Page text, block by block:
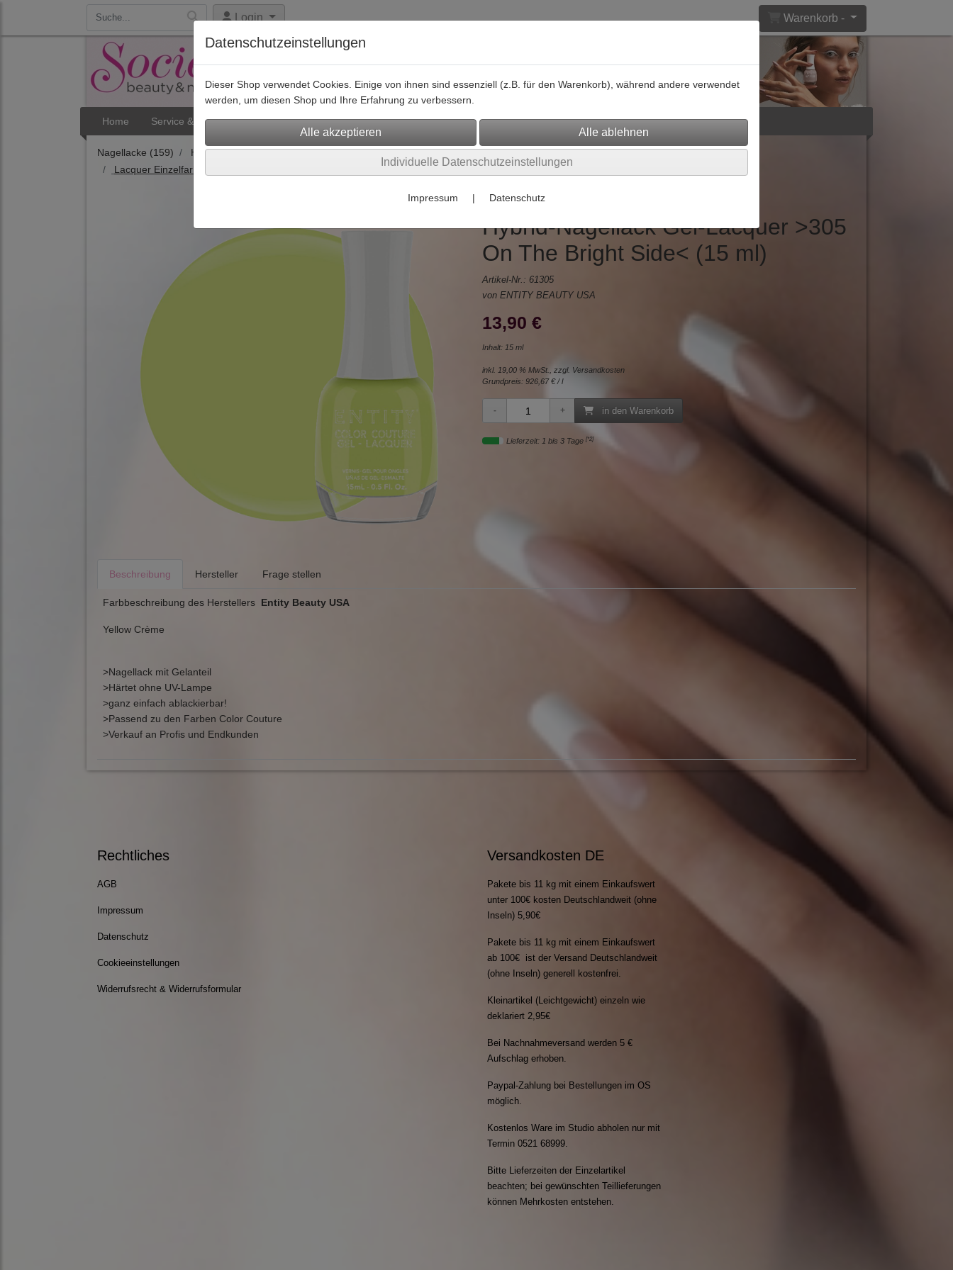
Login Warenkorb -
Home Service & Termine Aktuelles Hier finden Sie uns Shopping Social Media Kontaktformular AGB
Nagellacke (159) Hybrid-Nagellacke für Profis und Endkunden(156)
Lacquer Einzelfarben
Hybrid-Nagellack Gel-Lacquer >305
On The Bright Side< (15 ml)
Artikel-Nr.: 61305
von ENTITY BEAUTY USA
13,90 €
Inhalt: 15 ml
inkl. 19,00 % MwSt., zzgl. Versandkosten
Grundpreis: 926,67 € / l
in den Warenkorb
Lieferzeit: 1 bis 3 Tage [*2]
Beschreibung Hersteller Frage stellen
Farbbeschreibung des Herstellers Entity Beauty USA
Yellow Crème
>Nagellack mit Gelanteil
>Härtet ohne UV-Lampe
>ganz einfach ablackierbar!
>Passend zu den Farben Color Couture
>Verkauf an Profis und Endkunden
Rechtliches
AGB
Impressum
Datenschutz
Cookieeinstellungen
Widerrufsrecht & Widerrufsformular
Versandkosten DE
Pakete bis 11 kg mit einem Einkaufswert
unter 100€ kosten Deutschlandweit (ohne
Inseln) 5,90€
Pakete bis 11 kg mit einem Einkaufswert
ab 100€ ist der Versand Deutschlandweit
(ohne Inseln) generell kostenfrei.
Kleinartikel (Leichtgewicht) einzeln wie
deklariert 2,95€
Bei Nachnahmeversand werden 5 €
Aufschlag erhoben.
Paypal-Zahlung bei Bestellungen im OS
möglich.
Kostenlos Ware im Studio abholen nur mit
Termin 0521 68999.
Bitte Lieferzeiten der Einzelartikel
beachten; bei gewünschten Teillieferungen
können Mehrkosten entstehen.
Datenschutzeinstellungen
Dieser Shop verwendet Cookies. Einige von ihnen sind essenziell (z.B. für den Warenkorb), während andere verwendet
werden, um diesen Shop und Ihre Erfahrung zu verbessern.
Individuelle Datenschutzeinstellungen
Impressum | Datenschutz